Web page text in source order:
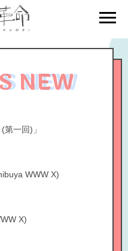
NEW
一回)」
WWW X)
X)